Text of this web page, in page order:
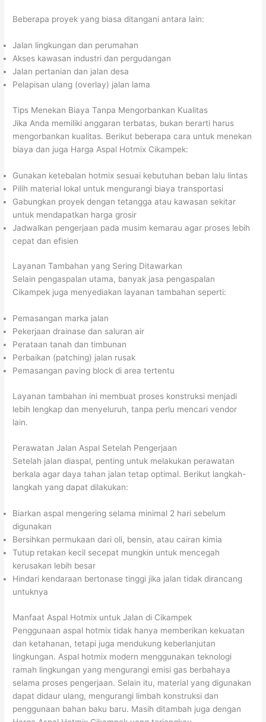
Beberapa proyek yang biasa ditangani antara lain:
Jalan lingkungan dan perumahan
Akses kawasan industri dan pergudangan
Jalan pertanian dan jalan desa
Pelapisan ulang (overlay) jalan lama
Tips Menekan Biaya Tanpa Mengorbankan Kualitas
Jika Anda memiliki anggaran terbatas, bukan berarti harus
mengorbankan kualitas. Berikut beberapa cara untuk menekan
biaya dan juga Harga Aspal Hotmix Cikampek:
Gunakan ketebalan hotmix sesuai kebutuhan beban lalu lintas
Pilih material lokal untuk mengurangi biaya transportasi
Gabungkan proyek dengan tetangga atau kawasan sekitar
untuk mendapatkan harga grosir
Jadwalkan pengerjaan pada musim kemarau agar proses lebih
cepat dan efisien
Layanan Tambahan yang Sering Ditawarkan
Selain pengaspalan utama, banyak jasa pengaspalan
Cikampek juga menyediakan layanan tambahan seperti:
Pemasangan marka jalan
Pekerjaan drainase dan saluran air
Perataan tanah dan timbunan
Perbaikan (patching) jalan rusak
Pemasangan paving block di area tertentu
Layanan tambahan ini membuat proses konstruksi menjadi
lebih lengkap dan menyeluruh, tanpa perlu mencari vendor
lain.
Perawatan Jalan Aspal Setelah Pengerjaan
Setelah jalan diaspal, penting untuk melakukan perawatan
berkala agar daya tahan jalan tetap optimal. Berikut langkah-
langkah yang dapat dilakukan:
Biarkan aspal mengering selama minimal 2 hari sebelum
digunakan
Bersihkan permukaan dari oli, bensin, atau cairan kimia
Tutup retakan kecil secepat mungkin untuk mencegah
kerusakan lebih besar
Hindari kendaraan bertonase tinggi jika jalan tidak dirancang
untuknya
Manfaat Aspal Hotmix untuk Jalan di Cikampek
Penggunaan aspal hotmix tidak hanya memberikan kekuatan
dan ketahanan, tetapi juga mendukung keberlanjutan
lingkungan. Aspal hotmix modern menggunakan teknologi
ramah lingkungan yang mengurangi emisi gas berbahaya
selama proses pengerjaan. Selain itu, material yang digunakan
dapat didaur ulang, mengurangi limbah konstruksi dan
penggunaan bahan baku baru. Masih ditambah juga dengan